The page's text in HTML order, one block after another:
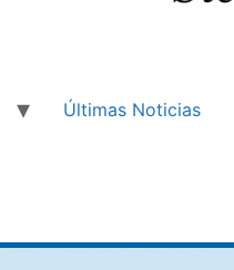
Últimas Noticias